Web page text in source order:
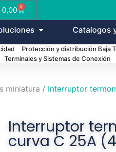
0,00 0
Catalogos
Protección y distribución Baja
Terminales y Sistemas de Conexión
miniatura / Interruptor
Interruptor
curva C 25A